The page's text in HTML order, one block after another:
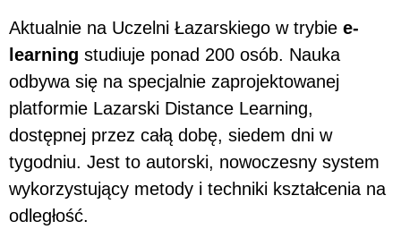
Aktualnie na Uczelni Łazarskiego w trybie e-
learning studiuje ponad 200 osób. Nauka
odbywa się na specjalnie zaprojektowanej
platformie Lazarski Distance Learning,
dostępnej przez całą dobę, siedem dni w
tygodniu. Jest to autorski, nowoczesny system
wykorzystujący metody i techniki kształcenia na
odległość.